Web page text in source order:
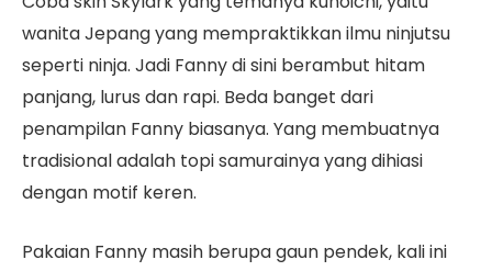
wanita Jepang yang mempraktikkan ilmu ninjutsu
seperti ninja. Jadi Fanny di sini berambut hitam
panjang, lurus dan rapi. Beda banget dari
penampilan Fanny biasanya. Yang membuatnya
tradisional adalah topi samurainya yang dihiasi
dengan motif keren.
Pakaian Fanny masih berupa gaun pendek, kali ini